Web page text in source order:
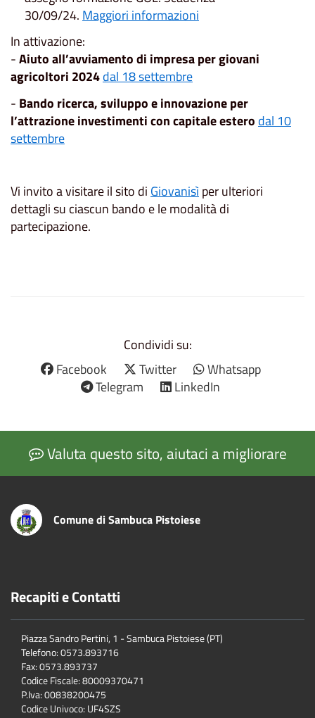
30/09/24. Maggiori informazioni
In attivazione:
-Aiuto all’avviamento di impresa per giovani
agricoltori 2024dal 18 settembre
- Bando ricerca, sviluppo e innovazione per
l’attrazione investimenti con capitale estero dal 10
settembre
Vi invito a visitare il sito di Giovanisìper ulteriori
dettagli su ciascun bando e le modalità di
partecipazione.
Condividi su:
Facebook
Twitter
Whatsapp
Telegram
LinkedIn
Valuta questo sito, aiutaci a migliorare
Comune di Sambuca Pistoiese
Recapiti e Contatti
Piazza Sandro Pertini, 1 - Sambuca Pistoiese (PT)
Telefono: 0573.893716
Fax: 0573.893737
Codice Fiscale: 80009370471
P.Iva: 00838200475
Codice Univoco: UF4SZS